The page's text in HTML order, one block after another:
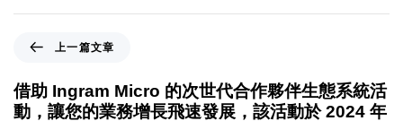
上一篇文章
借助 Ingram Micro 的次世代合作夥伴生態系統活
動，讓您的業務增長飛速發展，該活動於 2024 年